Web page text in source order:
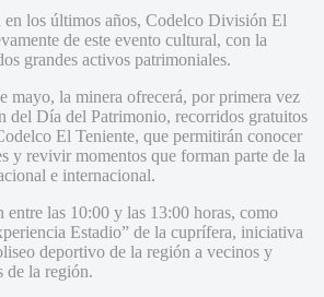
los últimos años, Codelco División El
de este evento cultural, con la
grandes activos patrimoniales.
mayo, la minera ofrecerá, por primera vez
del Día del Patrimonio, recorridos gratuitos
El Teniente, que permitirán conocer
y revivir momentos que forman parte de la
e internacional.
entre las 10:00 y las 13:00 horas, como
Estadio” de la cuprífera, iniciativa
deportivo de la región a vecinos y
de la región.